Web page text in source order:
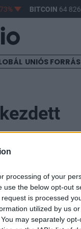
processing of your
use the below opt-out
is processed
utilized by us
may separately
BITCOIN64
UNIÓS
vonta a horvát